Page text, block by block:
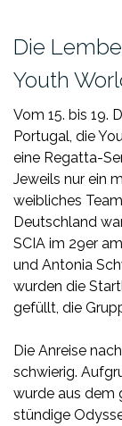
Die
Youth
Vom 15. bis 19.
Portugal, die
eine Regatta-
Jeweils nur ein
weibliches
Deutschland
SCIA im 29er
und Antonia
wurden die
gefüllt, die
Die Anreise
schwierig.
wurde aus dem
stündige